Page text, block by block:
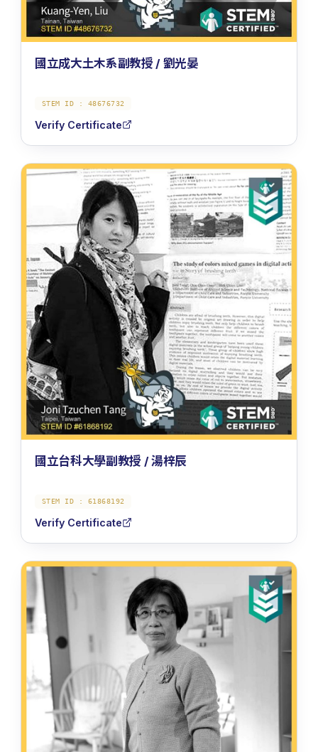
國立成大土木系副教授 / 劉光晏
STEM ID : 48676732
Verify Certificate
國立台科大學副教授 / 湯梓辰
STEM ID : 61868192
Verify Certificate